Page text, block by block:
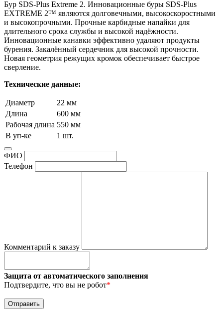
Бур SDS-Plus Extreme 2. Инновационные буры SDS-Plus
EXTREME 2™ являются долговечными, высокоскоростными
и высокопрочными. Прочные карбидные напайки для
длительного срока службы и высокой надёжности.
Инновационные канавки эффективно удаляют продукты
бурения. Закалённый сердечник для высокой прочности.
Новая геометрия режущих кромок обеспечивает быстрое
сверление.
Технические данные:
Диаметр
22 мм
Длина
600 мм
Рабочая длина 550 мм
В уп-ке
1 шт.
ФИО
Телефон
Комментарий к заказу
Защита от автоматического заполнения
Подтвердите, что вы не робот*